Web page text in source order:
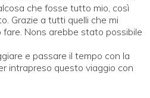
che fosse tutto mio, così
Grazie a tutti quelli che mi
Nons arebbe stato possibile
e passare il tempo con la
intrapreso questo viaggio con